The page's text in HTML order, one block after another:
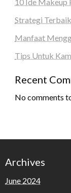
Strategi
Manfaat
Tips Untuk
Recent
No comments
Archives
June 2024